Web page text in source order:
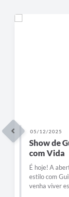
05/12/2025
Show de
com Vida
É hoje! A
estilo com
venha viver